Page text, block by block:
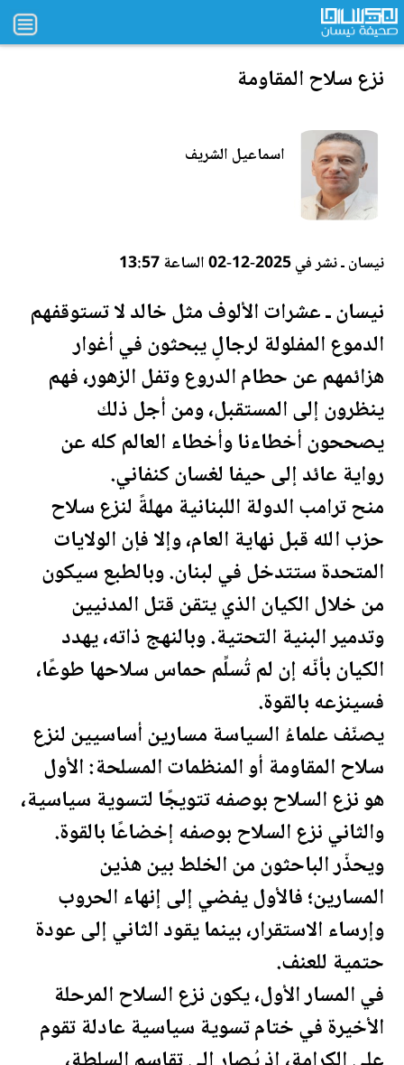
نزع سلاح المقاومة
اسماعيل الشريف
نيسان ـ نشر في 2025-12-02 الساعة 13:57
نيسان ـ عشرات الألوف مثل خالد لا تستوقفهم
الدموع المفلولة لرجالٍ يبحثون في أغوار
هزائمهم عن حطام الدروع وتفلالزهور، فهم
ينظرون إلى المستقبل، ومن أجل ذلك
يصححون أخطاءنا وأخطاء العالم كله عن
رواية عائد إلى حيفا لغسان كنفاني.
منحترامبالدولة اللبنانية مهلةً لنزع سلاح
حزب الله قبل نهاية العام، وإلا فإنالولايات
المتحدةستتدخل في لبنان. وبالطبع سيكون
من خلال الكيان الذي يتقن قتل المدنيين
وتدمير البنية التحتية. وبالنهج ذاته، يهدد
الكيان بأنّه إن لم تُسلِّم حماس سلاحها طوعًا،
فسينزعه بالقوة.
يصنّف علماءُ السياسة مسارين أساسيين لنزع
سلاح المقاومة أو المنظمات المسلحة: الأول
هو نزع السلاح بوصفه تتويجًا لتسوية سياسية،
والثاني نزع السلاح بوصفه إخضاعًا بالقوة.
ويحذّر الباحثون من الخلط بين هذين
المسارين؛ فالأول يفضي إلى إنهاء الحروب
وإرساء الاستقرار، بينما يقود الثاني إلى عودة
حتمية للعنف.
في المسار الأول، يكون نزع السلاح المرحلة
الأخيرة في ختام تسوية سياسية عادلة تقوم